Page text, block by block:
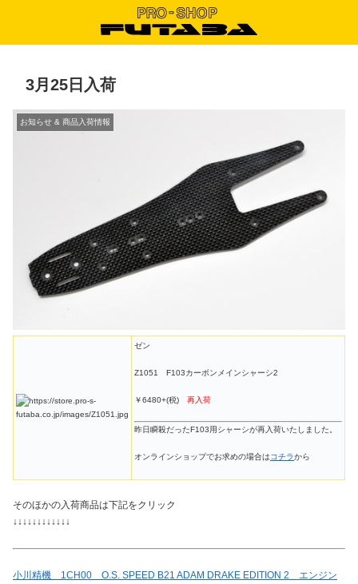
3月25日入荷
お知らせ & 商品入荷情報
ゼン
Z1051 F103カーボンメインシャーシ2
￥6480+(税) 再入荷
昨日瞬殺だったF103用シャーシが再入荷いたしました。
オンラインショップでお求めの場合はコチラから
そのほかの入荷商品は下記をクリック
↓↓↓↓↓↓↓↓↓↓↓↓
小川精機 1CH00 O.S. SPEED B21 ADAM DRAKE EDITION 2 エンジン